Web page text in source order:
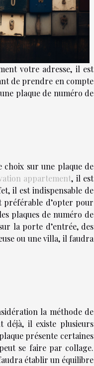
votre adresse, il est
de prendre en compte
plaque de numéro de
sur une plaque de
appartement, il est
il est indispensable de
préférable d’opter pour
plaques de numéro de
la porte d’entrée, des
ou une villa, il faudra
la méthode de
déjà, il existe plusieurs
présente certaines
se faire par collage.
établir un équilibre